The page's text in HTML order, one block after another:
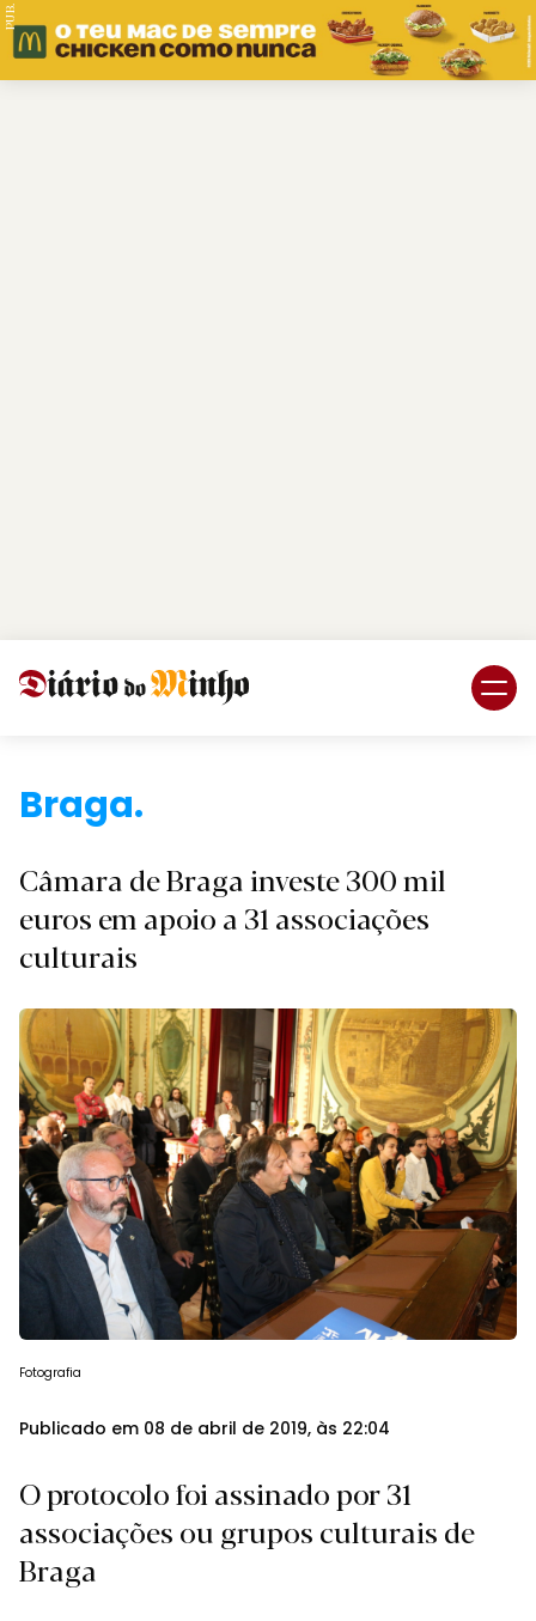
PUB.
Braga.
Câmara de Braga investe 300 mil
euros em apoio a 31 associações
culturais
Fotografia
Publicado em 08 de abril de 2019, às 22:04
O protocolo foi assinado por 31
associações ou grupos culturais de
Braga